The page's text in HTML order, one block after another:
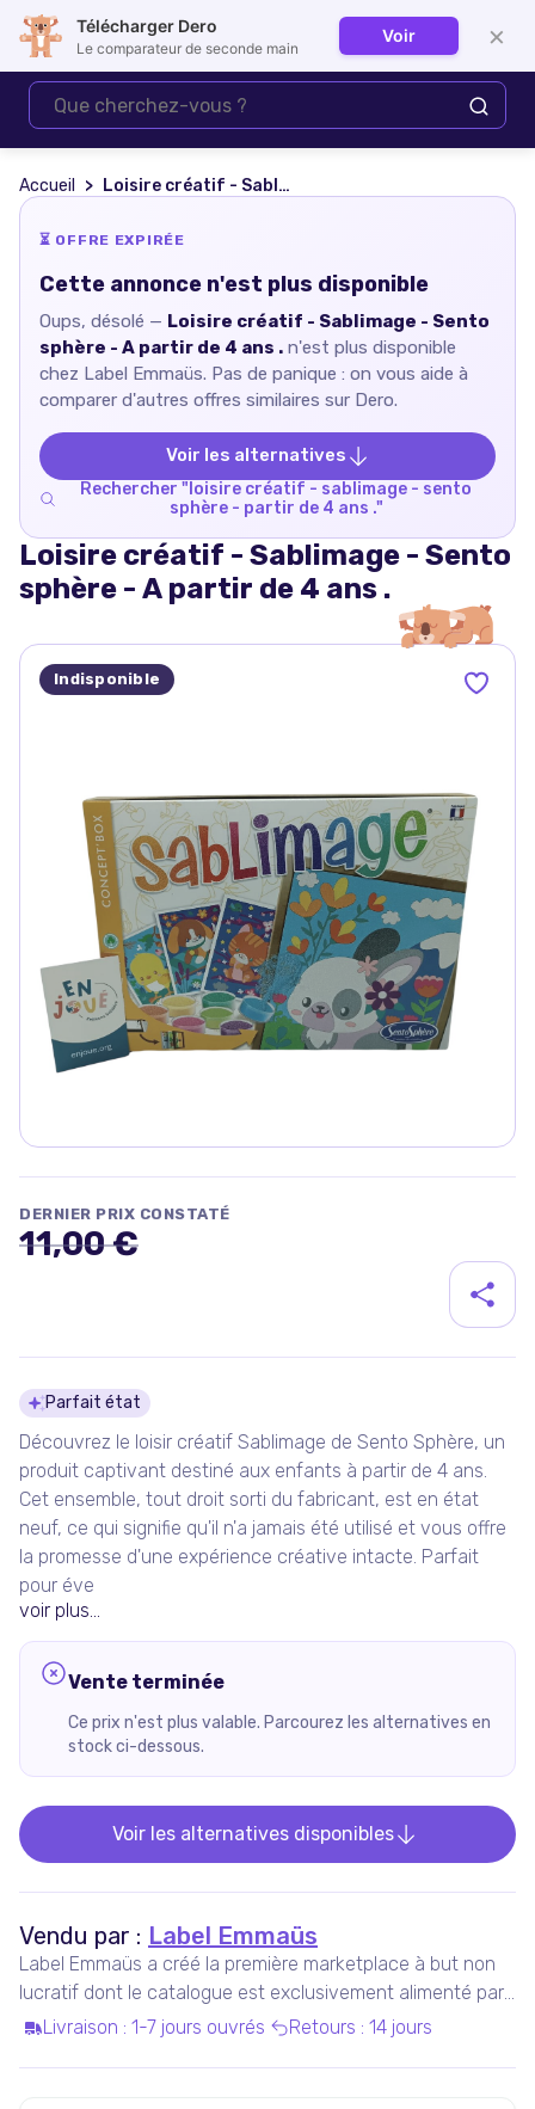
Se connecter
Accueil Loisire créatif - Sablimage - Sento sphère - A partir de 4 ans .
⏳ OFFRE EXPIRÉE
Cette annonce n'est plus disponible
Oups, désolé — Loisire créatif - Sablimage - Sento
sphère - A partir de 4 ans . n'est plus disponible
chez Label Emmaüs. Pas de panique : on vous aide à
comparer d'autres offres similaires sur Dero.
Voir les alternatives
Rechercher " loisire créatif - sablimage - sento
sphère - partir de 4 ans ."
Loisire créatif - Sablimage - Sento
sphère - A partir de 4 ans .
Indisponible
DERNIER PRIX CONSTATÉ
11,00 €
Détails du produit
Parfait état
Découvrez le loisir créatif Sablimage de Sento Sphère, un
produit captivant destiné aux enfants à partir de 4 ans.
Cet ensemble, tout droit sorti du fabricant, est en état
neuf, ce qui signifie qu'il n'a jamais été utilisé et vous offre
la promesse d'une expérience créative intacte. Parfait
pour éve
voir plus...
Vente terminée
Ce prix n'est plus valable. Parcourez les alternatives en
stock ci-dessous.
Voir les alternatives disponibles
Vendu par : Label Emmaüs
Label Emmaüs a créé la première marketplace à but non
lucratif dont le catalogue est exclusivement alimenté par
des acteurs de l'Économie Sociale et Solidaire, proposant
Livraison : 1-7 jours ouvrés Retours : 14 jours
Télécharger Dero
Le comparateur de seconde main
Voir ×